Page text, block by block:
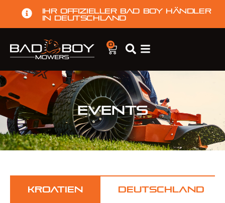
Ihr offizieller Bad Boy Händler
in Deutschland
0
Events
Kroatien Deutschland